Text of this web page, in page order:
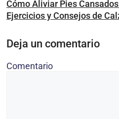
Cómo Aliviar Pies
Ejercicios y Consejos de
Deja un comentario
Comentario